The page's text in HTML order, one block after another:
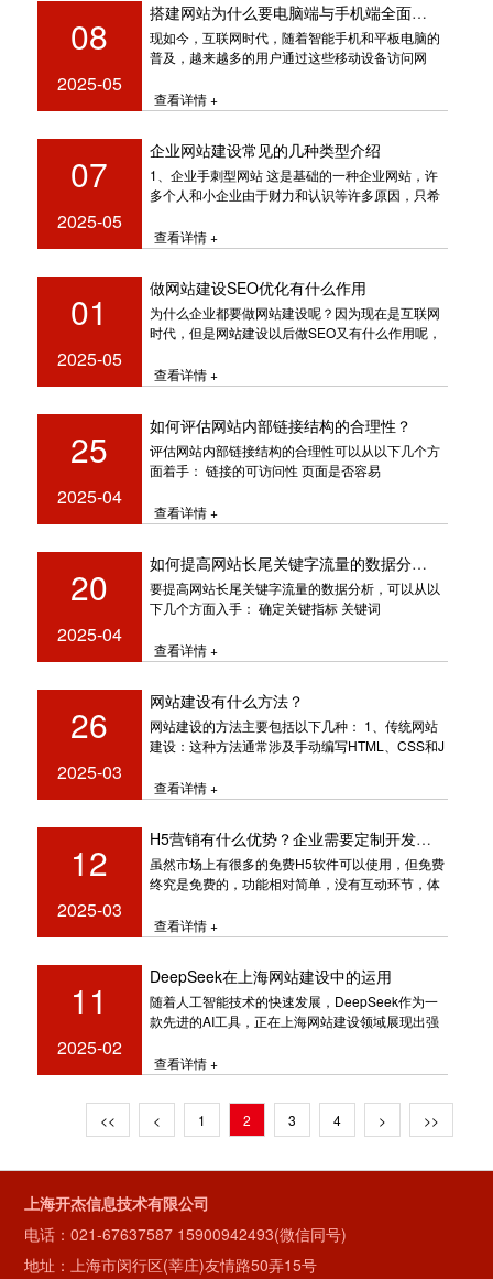
08
2025-05
搭建网站为什么要电脑端与手机端全面兼容
现如今，互联网时代，随着智能手机和平板电脑的
普及，越来越多的用户通过这些移动设备访问网
查看详情 +
07
2025-05
企业网站建设常见的几种类型介绍
1、企业手刺型网站 这是基础的一种企业网站，许
多个人和小企业由于财力和认识等许多原因，只希
查看详情 +
01
2025-05
做网站建设SEO优化有什么作用
为什么企业都要做网站建设呢？因为现在是互联网
时代，但是网站建设以后做SEO又有什么作用呢，
查看详情 +
25
2025-04
如何评估网站内部链接结构的合理性？
评估网站内部链接结构的合理性可以从以下几个方
面着手： 链接的可访问性 页面是否容易
查看详情 +
20
2025-04
如何提高网站长尾关键字流量的数据分析？
要提高网站长尾关键字流量的数据分析，可以从以
下几个方面入手： 确定关键指标 关键词
查看详情 +
26
2025-03
网站建设有什么方法？
网站建设的方法主要包括以下几种‌： 1、‌传统网站
建设‌：这种方法通常涉及手动编写HTML、CSS和J
查看详情 +
12
2025-03
H5营销有什么优势？企业需要定制开发H5吗
虽然市场上有很多的免费H5软件可以使用，但免费
终究是免费的，功能相对简单，没有互动环节，体
查看详情 +
11
2025-02
DeepSeek在上海网站建设中的运用
随着人工智能技术的快速发展，DeepSeek作为一
款先进的AI工具，正在上海网站建设领域展现出强
查看详情 +
<< < 1 2 3 4 > >>
上海开杰信息技术有限公司
电话：021-67637587 15900942493(微信同号)
地址：上海市闵行区(莘庄)友情路50弄15号